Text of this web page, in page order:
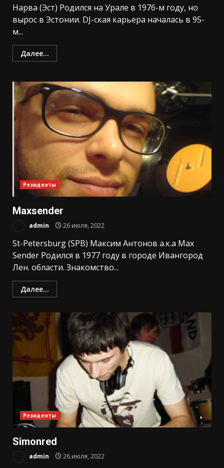
Нарва (Эст) Родился на Урале в 1976-м году, но
вырос в Эстонии. DJ-ская карьера началась в 95-
м...
Далее...
Резиденты
Maxsender
admin 26 июля, 2022
St-Petersburg (SPB) Максим Антонов а.к.а Max
Sender Родился в 1977 году в городе Ивангород
Лен. области. Знакомство...
Далее...
Резиденты
Simonred
admin 26 июля, 2022